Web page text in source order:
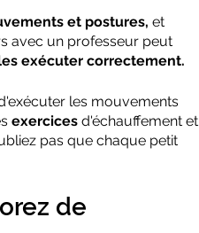
et postures, et
avec un professeur peut
exécuter correctement.
les mouvements
exercices d'échauffement et
pas que chaque petit
de